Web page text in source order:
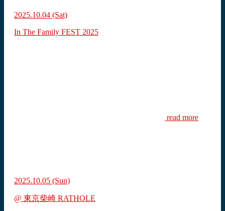
2025.10.04 (Sat)
In The Family FEST 2025
read more
2025.10.05 (Sun)
@ 東京柴崎 RATHOLE